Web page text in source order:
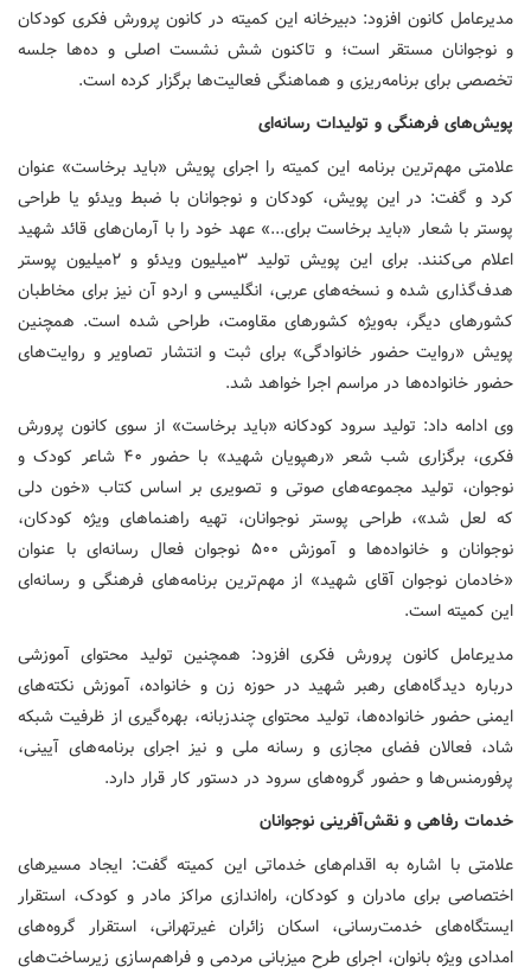
مدیرعامل کانون افزود: دبیرخانه این کمیته در کانون پرورش فکری کودکان
و نوجوانان مستقر است؛ و تاکنون شش نشست اصلی و ده‌ها جلسه
تخصصی برای برنامه‌ریزی و هماهنگی فعالیت‌ها برگزار کرده است.
پویش‌های فرهنگی و تولیدات رسانه‌ای
علامتی مهم‌ترین برنامه این کمیته را اجرای پویش «باید برخاست» عنوان
کرد و گفت: در این پویش، کودکان و نوجوانان با ضبط ویدئو یا طراحی
پوستر با شعار «باید برخاست برای...» عهد خود را با آرمان‌های قائد شهید
اعلام می‌کنند. برای این پویش تولید ۳میلیون ویدئو و ۲میلیون پوستر
هدف‌گذاری شده و نسخه‌های عربی، انگلیسی و اردو آن نیز برای مخاطبان
کشورهای دیگر، به‌ویژه کشورهای مقاومت، طراحی شده است. همچنین
پویش «روایت حضور خانوادگی» برای ثبت و انتشار تصاویر و روایت‌های
حضور خانواده‌ها در مراسم اجرا خواهد شد.
وی ادامه داد: تولید سرود کودکانه «باید برخاست» از سوی کانون پرورش
فکری، برگزاری شب شعر «رهپویان شهید» با حضور ۴۰ شاعر کودک و
نوجوان، تولید مجموعه‌های صوتی و تصویری بر اساس کتاب «خون دلی
که لعل شد»، طراحی پوستر نوجوانان، تهیه راهنماهای ویژه کودکان،
نوجوانان و خانواده‌ها و آموزش ۵۰۰ نوجوان فعال رسانه‌ای با عنوان
«خادمان نوجوان آقای شهید» از مهم‌ترین برنامه‌های فرهنگی و رسانه‌ای
این کمیته است.
مدیرعامل کانون پرورش فکری افزود: همچنین تولید محتوای آموزشی
درباره دیدگاه‌های رهبر شهید در حوزه زن و خانواده، آموزش نکته‌های
ایمنی حضور خانواده‌ها، تولید محتوای چندزبانه، بهره‌گیری از ظرفیت شبکه
شاد، فعالان فضای مجازی و رسانه ملی و نیز اجرای برنامه‌های آیینی،
پرفورمنس‌ها و حضور گروه‌های سرود در دستور کار قرار دارد.
خدمات رفاهی و نقش‌آفرینی نوجوانان
علامتی با اشاره به اقدام‌های خدماتی این کمیته گفت: ایجاد مسیرهای
اختصاصی برای مادران و کودکان، راه‌اندازی مراکز مادر و کودک، استقرار
ایستگاه‌های خدمت‌رسانی، اسکان زائران غیرتهرانی، استقرار گروه‌های
امدادی ویژه بانوان، اجرای طرح میزبانی مردمی و فراهم‌سازی زیرساخت‌های